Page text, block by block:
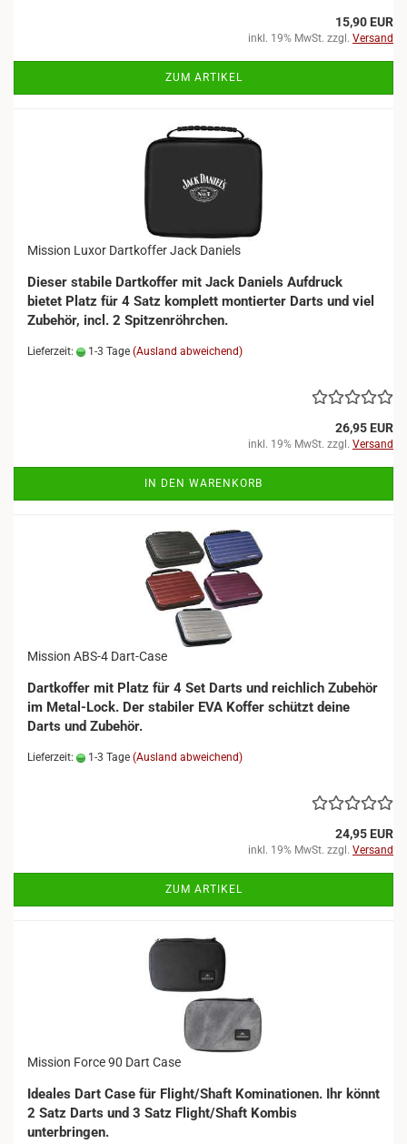
15,90 EUR
inkl. 19% MwSt. zzgl. Versand
ZUM ARTIKEL
Mission Luxor Dartkoffer Jack Daniels
Dieser stabile Dartkoffer mit Jack Daniels Aufdruck
bietet Platz für 4 Satz komplett montierter Darts und viel
Zubehör, incl. 2 Spitzenröhrchen.
Lieferzeit: 1-3 Tage (Ausland abweichend)
26,95 EUR
inkl. 19% MwSt. zzgl. Versand
IN DEN WARENKORB
Mission ABS-4 Dart-Case
Dartkoffer mit Platz für 4 Set Darts und reichlich Zubehör
im Metal-Lock. Der stabiler EVA Koffer schützt deine
Darts und Zubehör.
Lieferzeit: 1-3 Tage (Ausland abweichend)
24,95 EUR
inkl. 19% MwSt. zzgl. Versand
ZUM ARTIKEL
Mission Force 90 Dart Case
Ideales Dart Case für Flight/Shaft Kominationen. Ihr könnt
2 Satz Darts und 3 Satz Flight/Shaft Kombis
unterbringen.